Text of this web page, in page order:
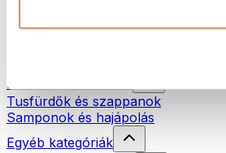
Öko háztartás
Natúrkozmetikumok
Tusfürdők és szappanok
Samponok és hajápolás
Egyéb kategóriák